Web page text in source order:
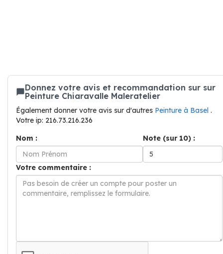
Donnez votre avis et recommandation sur sur
Peinture Chiaravalle Maleratelier
Également donner votre avis sur d'autres Peinture à Basel .
Votre ip: 216.73.216.236
Nom :
Note (sur 10) :
Votre commentaire :